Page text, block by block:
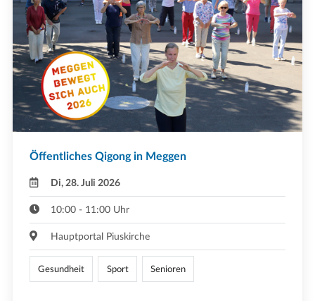
Öffentliches Qigong in Meggen
Di, 28. Juli 2026
10:00 - 11:00 Uhr
Hauptportal Piuskirche
Gesundheit Sport Senioren